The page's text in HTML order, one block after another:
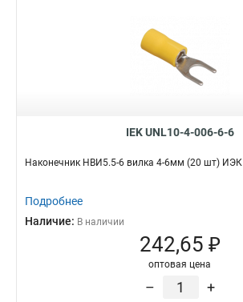
IEK UNL10-4-006-6-6
Наконечник НBИ5.5-6 вилка 4-6мм (20 шт) ИЭК
Подробнее
Наличие: В наличии
242,65 ₽
оптовая цена
– +